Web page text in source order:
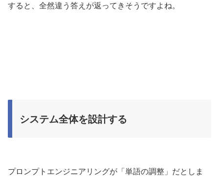
すると、全然違う答えが返ってきそうですよね。
システム全体を設計する
プロンプトエンジニアリングが「単語の調整」だとしま